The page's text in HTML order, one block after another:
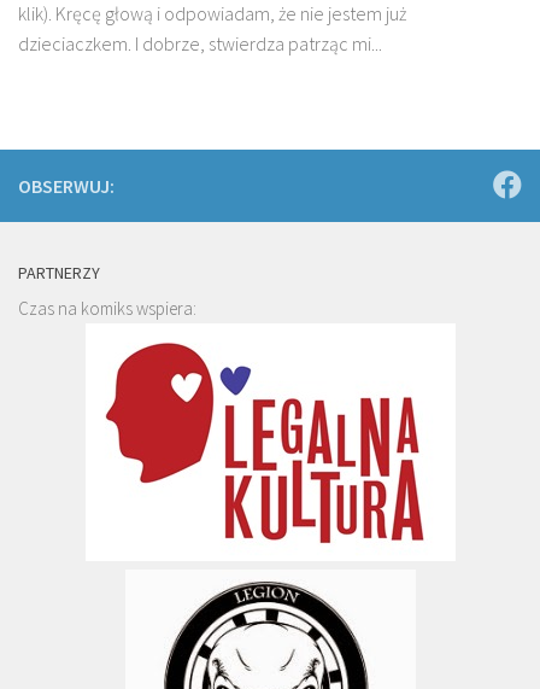
klik). Kręcę głową i odpowiadam, że nie jestem już
dzieciaczkem. I dobrze, stwierdza patrząc mi...
OBSERWUJ:
PARTNERZY
Czas na komiks wspiera: